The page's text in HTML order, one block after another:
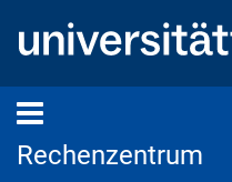
Rechenzentrum